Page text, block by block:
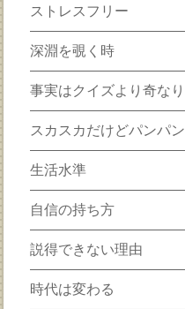
ストレスフリー
深淵を覗く時
事実はクイズより奇なり
スカスカだけどパンパン
生活水準
自信の持ち方
説得できない理由
時代は変わる